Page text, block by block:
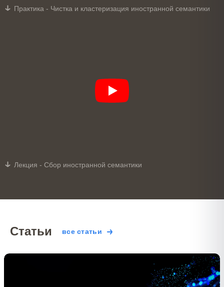
Практика - Чистка и кластеризация иностранной семантики
Лекция - Сбор иностранной семантики
Статьи все статьи